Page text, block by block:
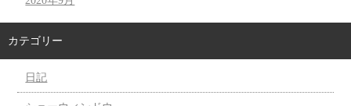
カテゴリー
日記